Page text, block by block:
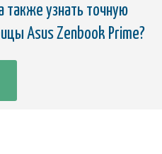
также узнать точную
Asus Zenbook Prime?